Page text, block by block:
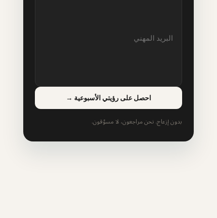
احصل على رؤيتي الأسبوعية →
بدون إزعاج. نحن مراجعون، لا مسوّقون.